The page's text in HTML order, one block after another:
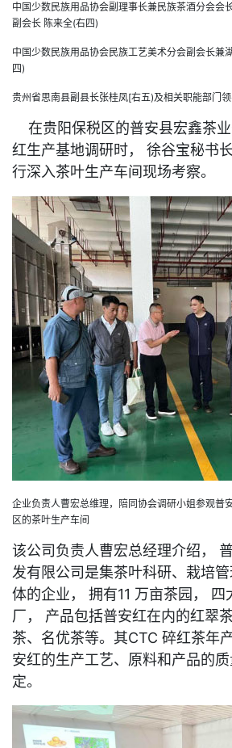
中国少数民族用品协会副理事长兼民族茶酒分会会
副会长 陈来全(右四)
中国少数民族用品协会民族工艺美术分会副会长兼
四)
贵州省思南县副县长张桂凤[右五)及相关职能部门
在贵阳保税区的普安县宏鑫茶
红生产基地调研时， 徐谷宝秘书
行深入茶叶生产车间现场考察。
企业负责人曹宏总维理，陪同协会调研小姐参观普
区的茶叶生产车间
该公司负责人曹宏总经理介绍，
发有限公司是集茶叶科研、栽培
体的企业， 拥有11 万亩茶园， 四
厂， 产品包括普安红在内的红翠
茶、名优茶等。其CTC 碎红茶年
安红的生产工艺、原料和产品的
定。